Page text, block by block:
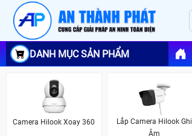
DANH MỤC SẢN PHẨM
Camera Hilook Xoay 360
Lắp Camera Hilook Ghi
Âm